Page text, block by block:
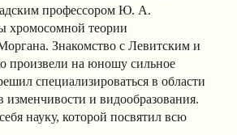
профессором Ю. А.
хромосомной теории
Знакомство с Левитским и
произвели на юношу сильное
специализироваться в области
изменчивости и видообразования.
науку, которой посвятил всю